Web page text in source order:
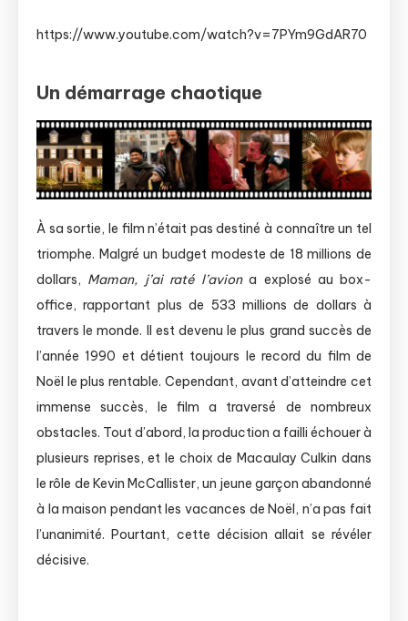
https://www.youtube.com/watch?v=7PYm9GdAR70
Un démarrage chaotique
À sa sortie, le film n’était pas destiné à connaître un tel
triomphe. Malgré un budget modeste de 18 millions de
dollars, Maman, j’ai raté l’aviona explosé au box-
office, rapportant plus de 533 millions de dollars à
travers le monde. Il est devenu le plus grand succès de
l’année 1990 et détient toujours le record du film de
Noël le plus rentable. Cependant, avant d’atteindre cet
immense succès, le film a traversé de nombreux
obstacles. Tout d’abord, la production a failli échouer à
plusieurs reprises, et le choix de Macaulay Culkin dans
le rôle de Kevin McCallister, un jeune garçon abandonné
à la maison pendant les vacances de Noël, n’a pas fait
l’unanimité. Pourtant, cette décision allait se révéler
décisive.